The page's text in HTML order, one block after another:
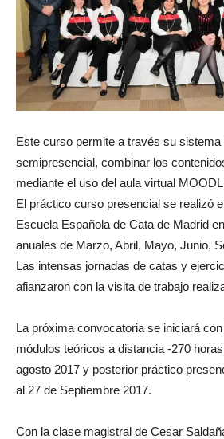
Este curso permite a través su sistema
semipresencial, combinar los
mediante el uso del aula virtual
El práctico curso presencial se realizó
Escuela Española de Cata de Madrid
anuales de Marzo, Abril, Mayo, Junio,
Las intensas jornadas de catas y
afianzaron con la visita de trabajo
La próxima convocatoria se iniciará
módulos teóricos a distancia -270
agosto 2017 y posterior práctico
al 27 de Septiembre 2017.
Con la clase magistral de Cesar